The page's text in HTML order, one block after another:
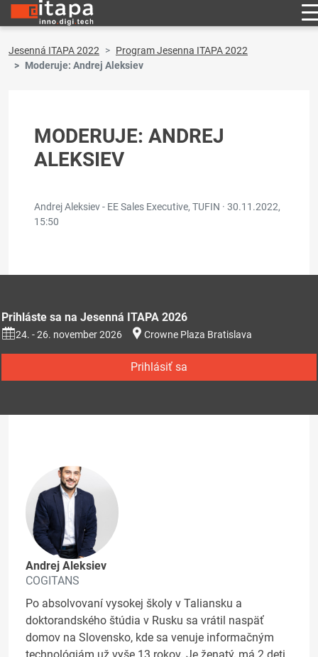
Jesenná ITAPA 2022
Program Jesenna ITAPA 2022
Moderuje: Andrej Aleksiev
MODERUJE: ANDREJ
ALEKSIEV
Andrej Aleksiev - EE Sales Executive, TUFIN · 30.11.2022,
15:50
Prihláste sa na Jesenná ITAPA 2026
24. - 26. november 2026 Crowne Plaza Bratislava
Prihlásiť sa
Andrej Aleksiev
COGITANS
Po absolvovaní vysokej školy v Taliansku a
doktorandského štúdia v Rusku sa vrátil naspäť
domov na Slovensko, kde sa venuje informačným